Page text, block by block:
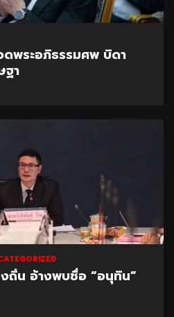
พระอภิธรรมศพ บิดา
ฐา
ถิ่น อ้างพบชื่อ “อนุทิน”